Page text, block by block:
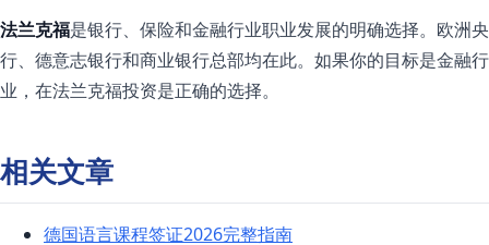
法兰克福是银行、保险和金融行业职业发展的明确选择。欧洲央
行、德意志银行和商业银行总部均在此。如果你的目标是金融行
业，在法兰克福投资是正确的选择。
相关文章
德国语言课程签证2026完整指南